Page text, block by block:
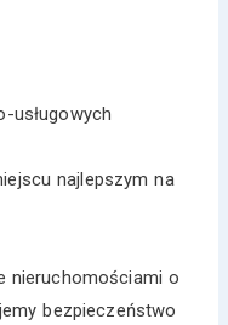
usługowych
najlepszym na
nieruchomościami o
bezpieczeństwo